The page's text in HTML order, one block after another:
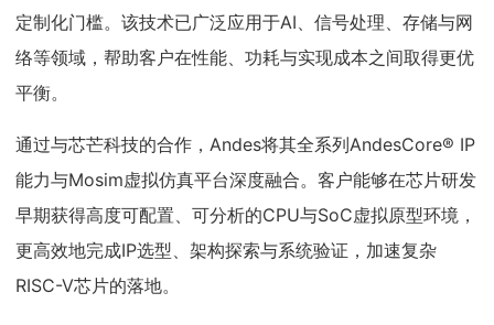
定制化门槛。该技术已广泛应用于AI、信号处理、存储与网
络等领域，帮助客户在性能、功耗与实现成本之间取得更优
平衡。
通过与芯芒科技的合作，Andes将其全系列AndesCore® IP
能力与Mosim虚拟仿真平台深度融合。客户能够在芯片研发
早期获得高度可配置、可分析的CPU与SoC虚拟原型环境，
更高效地完成IP选型、架构探索与系统验证，加速复杂
RISC-V芯片的落地。